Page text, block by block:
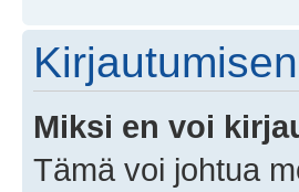
Miksi en voi
Tämä voi johtua